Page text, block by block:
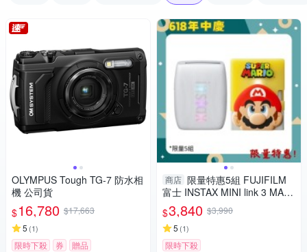
OLYMPUS Tough TG-7 防水相
機 公司貨
$16,780 $17,663
5 (1)
限時下殺 券 贈品
商店 限量特惠5組 FUJIFILM
富士 INSTAX MINI link 3 MARI
O 瑪利歐 特別版(LINK3，公司
貨)拍立得 手機印相機
$3,840 $3,990
5 (1)
限時下殺